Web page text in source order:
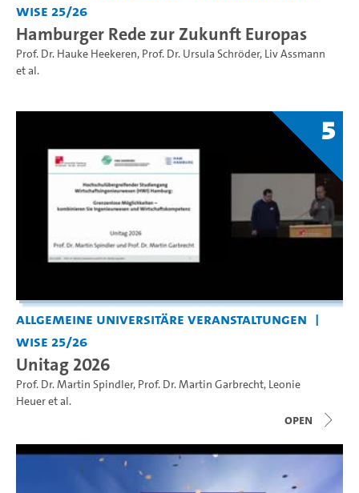
WiSe 25/26
Hamburger Rede zur Zukunft Europas
Prof. Dr. Hauke Heekeren, Prof. Dr. Ursula Schröder, Liv Assmann
et al.
5
Allgemeine universitäre Veranstaltungen
WiSe 25/26
Unitag 2026
Prof. Dr. Martin Spindler, Prof. Dr. Martin Garbrecht, Leonie
Heueret al.
open